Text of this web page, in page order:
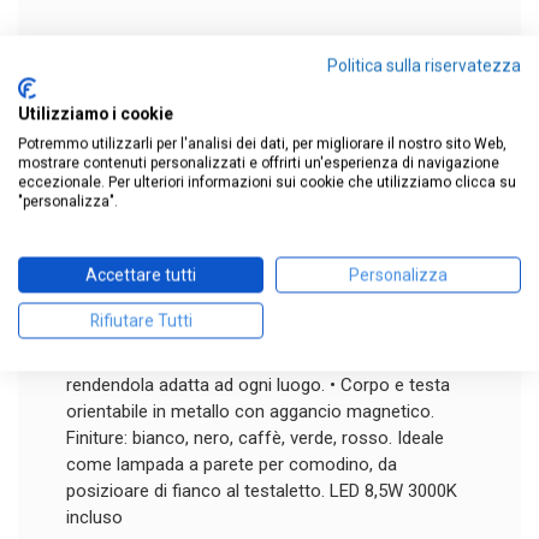
RECENSIONI
DOMANDE(0)
disegnata da Gae Aulenti e Piero Castiglioni nel
1981, che si ispira alle lampade dei minatori. E'
composta da un corpo in metallo e un irriverente
occhio luminoso che grazie all'aggancio magnetico
rendendola adatta ad ogni luogo. • Corpo e testa
orientabile in metallo con aggancio magnetico.
Finiture: bianco, nero, caffè, verde, rosso. Ideale
come lampada a parete per comodino, da
posizioare di fianco al testaletto. LED 8,5W 3000K
incluso
Politica sulla riservatezza
Utilizziamo i cookie
Potremmo utilizzarli per l'analisi dei dati, per migliorare il nostro sito Web,
mostrare contenuti personalizzati e offrirti un'esperienza di navigazione
eccezionale. Per ulteriori informazioni sui cookie che utilizziamo clicca su
"personalizza".
Accettare tutti Personalizza
Rifiutare Tutti